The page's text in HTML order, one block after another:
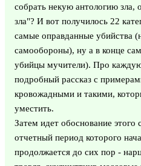
собрать некую антологию зла,
зла"? И вот получилось 22
самые оправданные убийства
самообороны), ну а в конце
убийцы мучители). Про каждую
подробный рассказ с
кровожадными и такими,
уместить.
Затем идет обоснование этого
отчетный период которого
продолжается до сих пор -